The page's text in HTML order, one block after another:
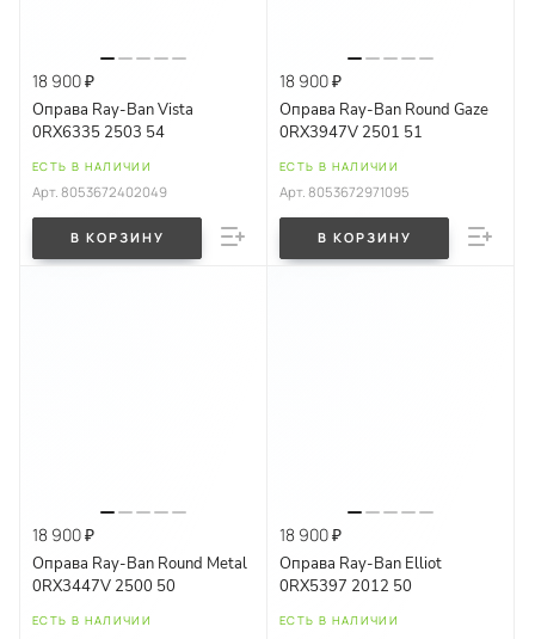
18 900 ₽
Оправа Ray-Ban Vista
0RX6335 2503 54
ЕСТЬ В НАЛИЧИИ
Арт. 8053672402049
В КОРЗИНУ
18 900 ₽
Оправа Ray-Ban Round Gaze
0RX3947V 2501 51
ЕСТЬ В НАЛИЧИИ
Арт. 8053672971095
В КОРЗИНУ
18 900 ₽
Оправа Ray-Ban Round Metal
0RX3447V 2500 50
ЕСТЬ В НАЛИЧИИ
18 900 ₽
Оправа Ray-Ban Elliot
0RX5397 2012 50
ЕСТЬ В НАЛИЧИИ